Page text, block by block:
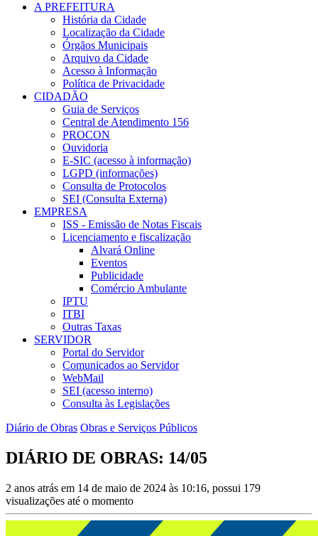
A PREFEITURA
História da Cidade
Localização da Cidade
Órgãos Municipais
Arquivo da Cidade
Acesso à Informação
Política de Privacidade
CIDADÃO
Guia de Serviços
Central de Atendimento 156
PROCON
Ouvidoria
E-SIC (acesso à informação)
LGPD (informações)
Consulta de Protocolos
SEI (Consulta Externa)
EMPRESA
ISS - Emissão de Notas Fiscais
Licenciamento e fiscalização
Alvará Online
Eventos
Publicidade
Comércio Ambulante
IPTU
ITBI
Outras Taxas
SERVIDOR
Portal do Servidor
Comunicados ao Servidor
WebMail
SEI (acesso interno)
Consulta às Legislações
Diário de Obras Obras e Serviços Públicos
DIÁRIO DE OBRAS: 14/05
2 anos atrás em 14 de maio de 2024 às 10:16, possui 179
visualizações até o momento